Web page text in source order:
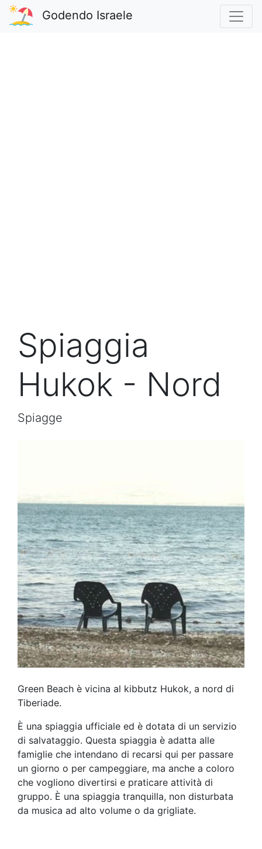
Godendo Israele
Spiaggia
Hukok - Nord
Spiagge
Green Beach è vicina al kibbutz Hukok, a nord di
Tiberiade.
È una spiaggia ufficiale ed è dotata di un servizio
di salvataggio. Questa spiaggia è adatta alle
famiglie che intendano di recarsi qui per passare
un giorno o per campeggiare, ma anche a coloro
che vogliono divertirsi e praticare attività di
gruppo. È una spiaggia tranquilla, non disturbata
da musica ad alto volume o da grigliate.